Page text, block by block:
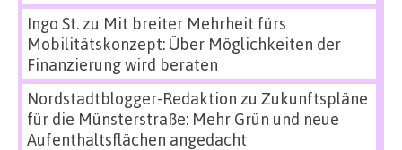
Ingo St.zu Mit breiter Mehrheit fürs
Mobilitätskonzept: Über Möglichkeiten der
Finanzierung wird beraten
Nordstadtblogger-Redaktion zu Zukunftspläne
für die Münsterstraße: Mehr Grün und neue
Aufenthaltsflächen angedacht